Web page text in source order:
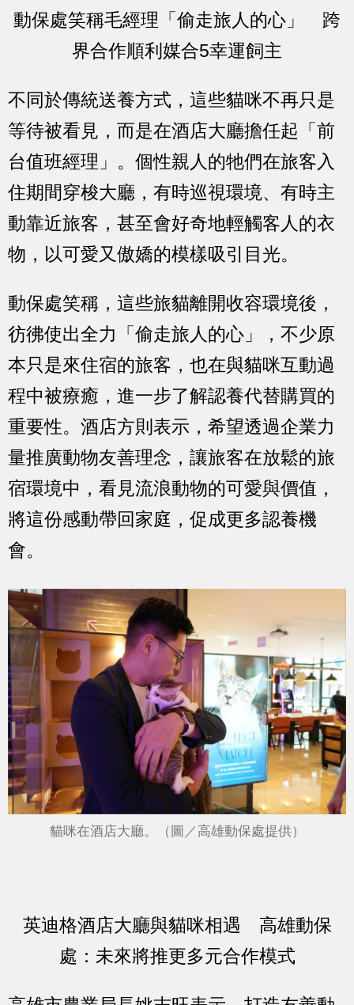
動保處笑稱毛經理「偷走旅人的心」 跨
界合作順利媒合5幸運飼主
不同於傳統送養方式，這些貓咪不再只是
等待被看見，而是在酒店大廳擔任起「前
台值班經理」。個性親人的牠們在旅客入
住期間穿梭大廳，有時巡視環境、有時主
動靠近旅客，甚至會好奇地輕觸客人的衣
物，以可愛又傲嬌的模樣吸引目光。
動保處笑稱，這些旅貓離開收容環境後，
彷彿使出全力「偷走旅人的心」，不少原
本只是來住宿的旅客，也在與貓咪互動過
程中被療癒，進一步了解認養代替購買的
重要性。酒店方則表示，希望透過企業力
量推廣動物友善理念，讓旅客在放鬆的旅
宿環境中，看見流浪動物的可愛與價值，
將這份感動帶回家庭，促成更多認養機
會。
貓咪在酒店大廳。（圖／高雄動保處提供）
英迪格酒店大廳與貓咪相遇 高雄動保
處：未來將推更多元合作模式